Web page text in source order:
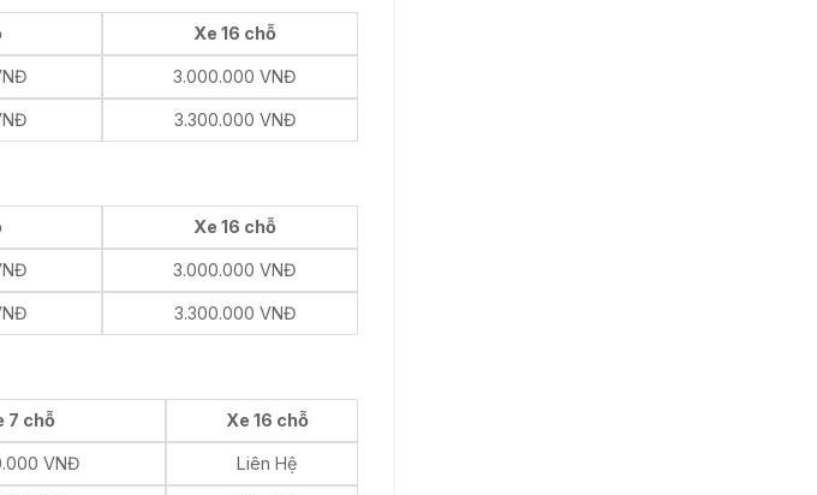
Xe 16 chỗ
3.000.000 VNĐ
3.300.000 VNĐ
Xe 16 chỗ
3.000.000 VNĐ
3.300.000 VNĐ
7 chỗ Xe 16 chỗ
VNĐ Liên Hệ